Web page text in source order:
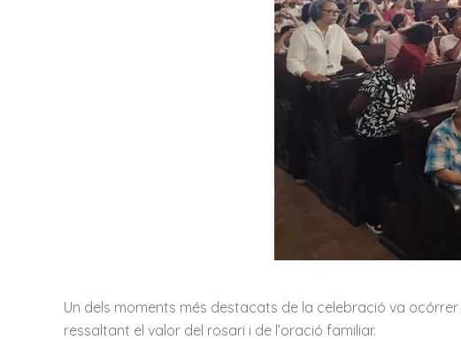
Un dels moments més destacats de la celebració va
ressaltant el valor del rosari i de l’oració familiar.